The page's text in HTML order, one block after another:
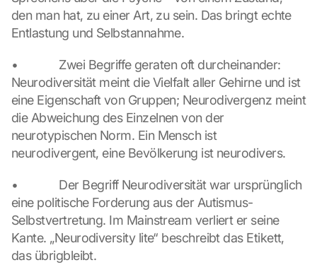
den man hat, zu einer Art, zu sein. Das bringt echte
Entlastung und Selbstannahme.
•             Zwei Begriffe geraten oft durcheinander:
Neurodiversität meint die Vielfalt aller Gehirne und ist
eine Eigenschaft von Gruppen; Neurodivergenz meint
die Abweichung des Einzelnen von der
neurotypischen Norm. Ein Mensch ist
neurodivergent, eine Bevölkerung ist neurodivers.
•             Der Begriff Neurodiversität war ursprünglich
eine politische Forderung aus der Autismus-
Selbstvertretung. Im Mainstream verliert er seine
Kante. „Neurodiversity lite“ beschreibt das Etikett,
das übrigbleibt.
a
d
i
g
o
t
h
e
G
o
g
e
M
a